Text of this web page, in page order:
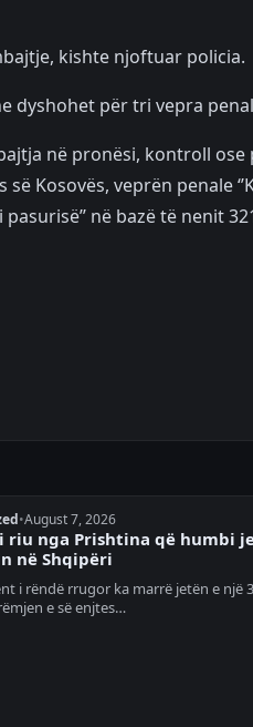
kishte njoftuar policia.
dyshohet për tri vepra
në pronësi, kontroll
Kosovës, veprën penale
në bazë të nenit
•August 7, 2026
riu nga Prishtina që humbi
në Shqipëri
i rëndë rrugor ka marrë jetën e një
e së enjtes…